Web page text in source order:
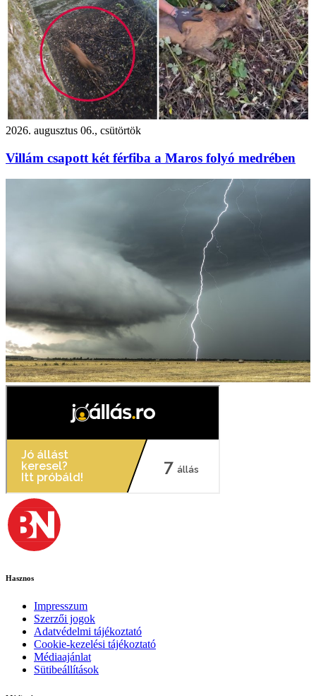
2026. augusztus 06., csütörtök
Villám csapott két férfiba a Maros folyó medrében
Hasznos
Impresszum
Szerzői jogok
Adatvédelmi tájékoztató
Cookie-kezelési tájékoztató
Médiaajánlat
Sütibeállítások